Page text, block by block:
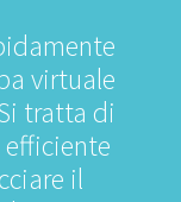
virtuale
tratta di
efficiente
il